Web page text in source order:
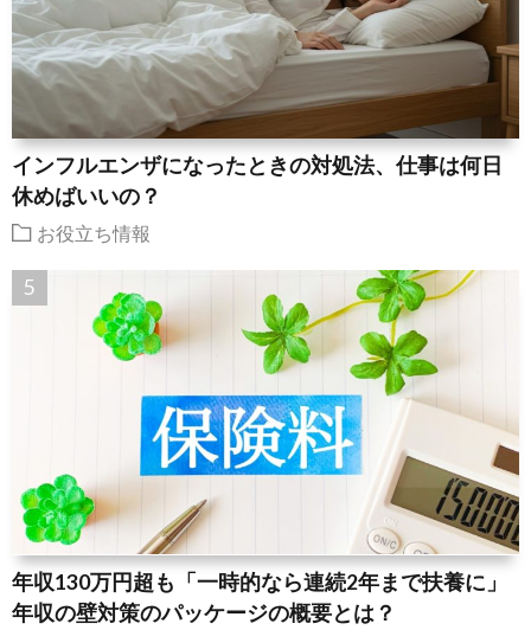
インフルエンザになったときの対処法、仕事は何日
休めばいいの？
お役立ち情報
年収130万円超も「一時的なら連続2年まで扶養に」
年収の壁対策のパッケージの概要とは？